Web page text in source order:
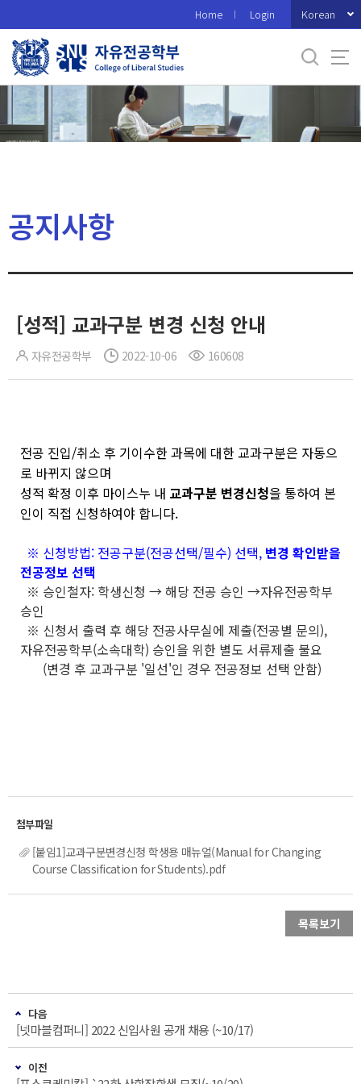
로
메
Home Login Korean
공지사항
[성적] 교과구분 변경 신청 안내
자유전공학부 2022-10-06 160608
전공 진입/취소 후 기이수한 과목에 대한 교과구분은 자동으
로 바뀌지 않으며
성적 확정 이후 마이스누 내 교과구분 변경신청을 통하여 본
인이 직접 신청하여야 합니다.
※ 신청방법: 전공구분(전공선택/필수) 선택, 변경 확인받을
전공정보 선택
※ 승인철자: 학생신청 → 해당 전공 승인 →자유전공학부
승인
※ 신청서 출력 후 해당 전공사무실에 제출(전공별 문의),
자유전공학부(소속대학) 승인을 위한 별도 서류제출 불요
(변경 후 교과구분 '일선'인 경우 전공정보 선택 안함)
[붙임1]교과구분변경신청 학생용 매뉴얼(Manual for Changing
Course Classification for Students).pdf
목록보기
다음
[넷마블컴퍼니] 2022 신입사원 공개 채용 (~10/17)
이전